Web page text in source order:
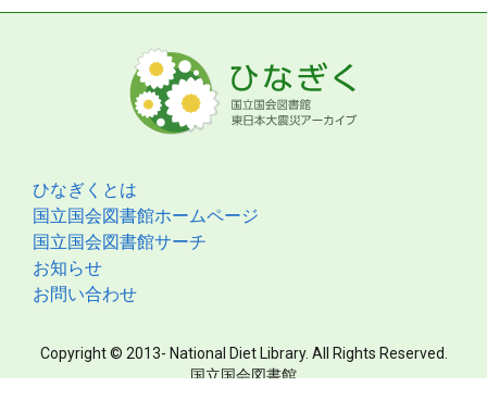
ひなぎくとは
国立国会図書館ホームページ
国立国会図書館サーチ
お知らせ
お問い合わせ
Copyright © 2013- National Diet Library. All Rights Reserved.